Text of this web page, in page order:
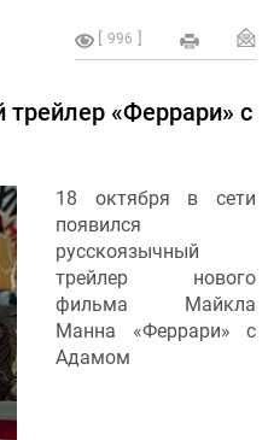
996
«Феррари» с
18 октября в сети
появился
русскоязычный
трейлер нового
фильма Майкла
Манна «Феррари» с
Адамом